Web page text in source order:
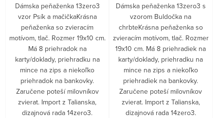
Dámska peňaženka 13zero3
vzor Psík a mačičkaKrásna
peňaženka so zvieracím
motívom, tlač. Rozmer 19x10 cm.
Má 8 priehradok na
karty/doklady, priehradku na
mince na zips a niekoľko
priehradok na bankovky.
Zaručene poteší milovníkov
zvierat. Import z Talianska,
dizajnová rada 14zero3.
Dámska peňaženka 13zero3 s
vzorom Buldočka na
chrbteKrásna peňaženka so
zvieracím motívom, tlač. Rozmer
19x10 cm. Má 8 priehradiek na
karty/doklady, priehradku na
mince na zips a niekoľko
priehradiek na bankovky.
Zaručene poteší milovníkov
zvierat. Import z Talianska,
dizajnová rada 14zero3.